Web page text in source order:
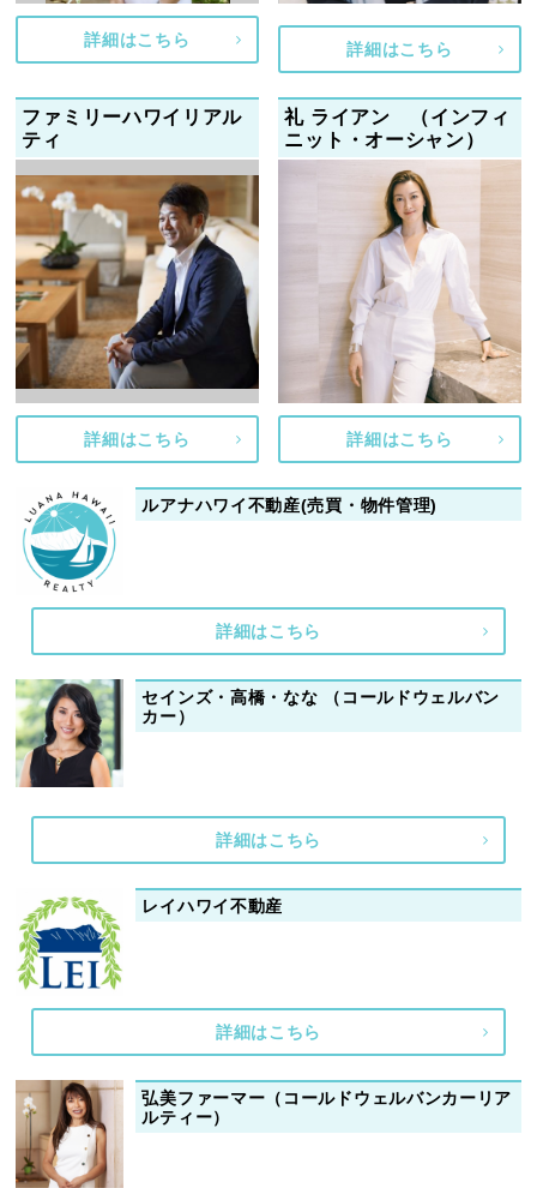
詳細はこちら
詳細はこちら
ファミリーハワイリアル
ティ
詳細はこちら
礼 ライアン （インフィ
ニット・オーシャン）
詳細はこちら
ルアナハワイ不動産(売買・物件管理)
詳細はこちら
セインズ・高橋・なな （コールドウェルバン
カー）
詳細はこちら
レイハワイ不動産
詳細はこちら
弘美ファーマー（コールドウェルバンカーリア
ルティー）